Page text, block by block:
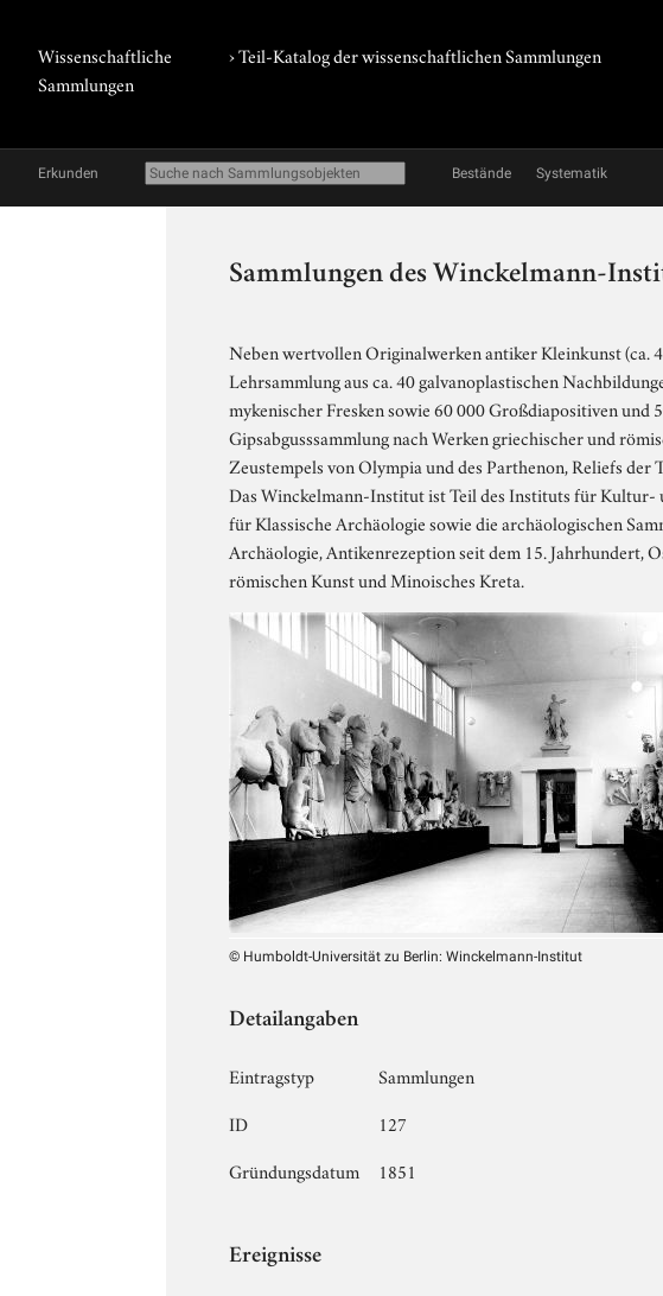
Wissenschaftliche
Sammlungen
› Teil-Katalog der wissenschaftlichen Sammlungen
Erkunden Bestände Systematik
Sammlungen des Winckelmann-
Neben wertvollen Originalwerken antiker Kleinkunst (ca.
Lehrsammlung aus ca. 40 galvanoplastischen
mykenischer Fresken sowie 60 000 Großdiapositiven
Gipsabgusssammlung nach Werken griechischer und
Zeustempels von Olympia und des Parthenon, Reliefs
Das Winckelmann-Institut ist Teil des Instituts für Kultur-
für Klassische Archäologie sowie die archäologischen
Archäologie, Antikenrezeption seit dem 15. Jahrhundert,
römischen Kunst und Minoisches Kreta.
© Humboldt-Universität zu Berlin: Winckelmann-Institut
Detailangaben
Eintragstyp
Sammlungen
ID
127
Gründungsdatum
1851
Ereignisse